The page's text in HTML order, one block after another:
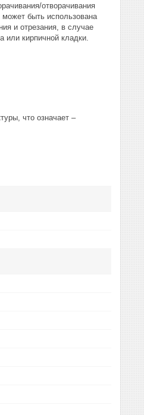
отворачивания
быть использована
и отрезания, в случае
кирпичной кладки.
что означает –